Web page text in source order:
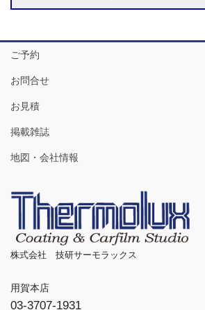
ご予約
お問合せ
お見積
掲載雑誌
地図・会社情報
株式会社 技研サーモラックス
用賀本店
03-3707-1931